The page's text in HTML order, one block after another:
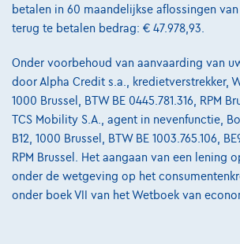
Vergelijk
Bekijk wagen
betalen in 60 maandelijkse aflossingen van
terug te betalen bedrag: € 47.978,93.
Onder voorbehoud van aanvaarding van
door Alpha Credit s.a., kredietverstrekker,
1000 Brussel, BTW BE 0445.781.316, RPM
TCS Mobility S.A., agent in nevenfunctie,
B12, 1000 Brussel, BTW BE 1003.765.106,
RPM Brussel. Het aangaan van een lening
onder de wetgeving op het
onder boek VII van het Wetboek van